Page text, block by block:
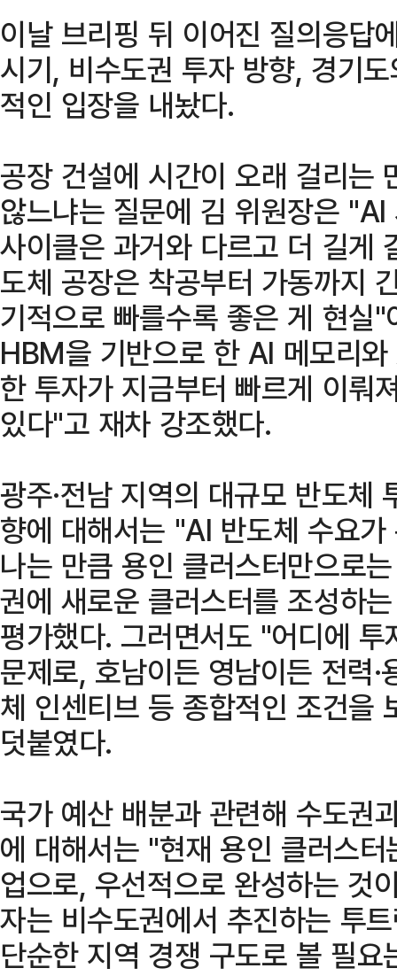
이날 브리핑 뒤 이어진 질의응답
시기, 비수도권 투자 방향, 경기
적인 입장을 내놨다.
공장 건설에 시간이 오래 걸리는
않느냐는 질문에 김 위원장은
사이클은 과거와 다르고 더 길게
도체 공장은 착공부터 가동까지
기적으로 빠를수록 좋은 게 현실
HBM을 기반으로 한 AI 메모리
한 투자가 지금부터 빠르게 이뤄
있다"고 재차 강조했다.
광주·전남 지역의 대규모 반도체
향에 대해서는 "AI 반도체 수요
나는 만큼 용인 클러스터만으로
권에 새로운 클러스터를 조성하
평가했다. 그러면서도 "어디에
문제로, 호남이든 영남이든 전력
체 인센티브 등 종합적인 조건을
덧붙였다.
국가 예산 배분과 관련해 수도권
에 대해서는 "현재 용인 클러스
업으로, 우선적으로 완성하는 것
자는 비수도권에서 추진하는 투
단순한 지역 경쟁 구도로 볼 필